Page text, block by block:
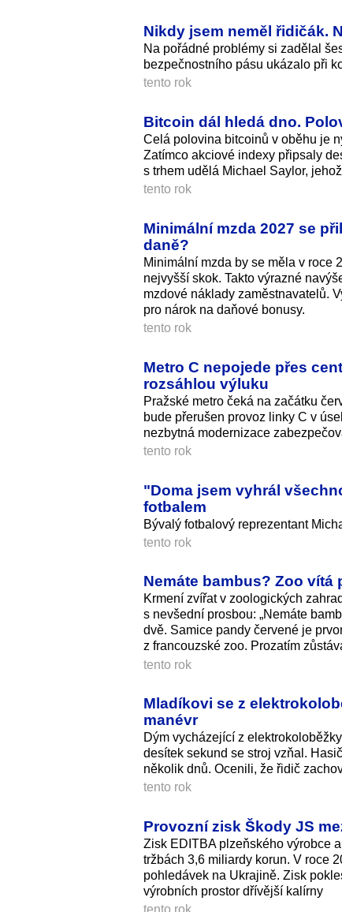
Nikdy jsem neměl řidičák.
Na pořádné problémy si zadělal
bezpečnostního pásu ukázalo při
tento rok
Bitcoin dál hledá dno.
Celá polovina bitcoinů v oběhu je
Zatímco akciové indexy připsaly
s trhem udělá Michael Saylor,
tento rok
Minimální mzda 2027 se
daně?
Minimální mzda by se měla v roce
nejvyšší skok. Takto výrazné
mzdové náklady zaměstnavatelů.
pro nárok na daňové bonusy.
tento rok
Metro C nepojede přes
rozsáhlou výluku
Pražské metro čeká na začátku
bude přerušen provoz linky C v
nezbytná modernizace
tento rok
"Doma jsem vyhrál
fotbalem
Bývalý fotbalový reprezentant
tento rok
Nemáte bambus? Zoo
Krmení zvířat v zoologických
s nevšední prosbou: „Nemáte
dvě. Samice pandy červené je
z francouzské zoo. Prozatím
tento rok
Mladíkovi se z
manévr
Dým vycházející z
desítek sekund se stroj vzňal.
několik dnů. Ocenili, že řidič
tento rok
Provozní zisk Škody JS
Zisk EDITBA plzeňského výrobce
tržbách 3,6 miliardy korun. V roce
pohledávek na Ukrajině. Zisk
výrobních prostor dřívější kalírny